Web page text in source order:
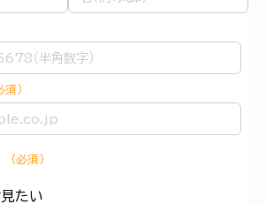
須）
（必須）
たい